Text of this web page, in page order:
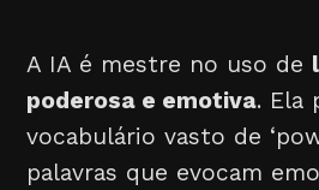
A IA é mestre no uso de
poderosa e emotiva. Ela
vocabulário vasto de
palavras que evocam